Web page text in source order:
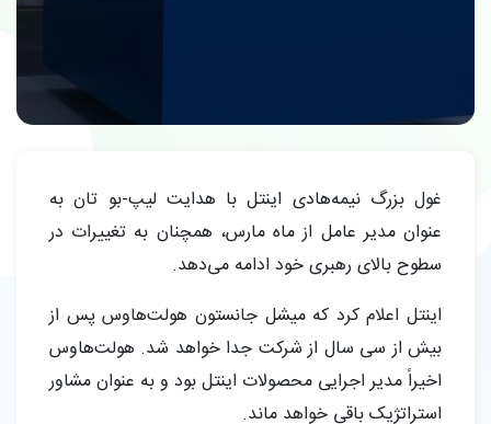
غول بزرگ نیمه‌هادی اینتل با هدایت لیپ-بو تان به
عنوان مدیر عامل از ماه مارس، همچنان به تغییرات در
سطوح بالای رهبری خود ادامه می‌دهد.
اینتل اعلام کرد که میشل جانستون هولت‌هاوس پس از
بیش از سی سال از شرکت جدا خواهد شد. هولت‌هاوس
اخیراً مدیر اجرایی محصولات اینتل بود و به عنوان مشاور
استراتژیک باقی خواهد ماند.